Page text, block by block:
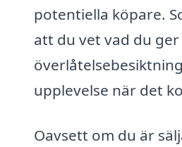
potentiella köpare.
att du vet vad du
upplevelse när det
Oavsett om du är